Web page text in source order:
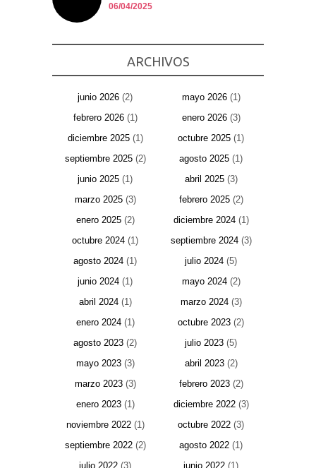
06/04/2025
ARCHIVOS
junio 2026 (2) mayo 2026(1)
febrero 2026(1) enero 2026(3)
diciembre 2025(1) octubre 2025 (1)
septiembre 2025(2) agosto 2025 (1)
junio 2025 (1) abril 2025(3)
marzo 2025(3) febrero 2025(2)
enero 2025(2) diciembre 2024(1)
octubre 2024 (1) septiembre 2024(3)
agosto 2024 (1) julio 2024 (5)
junio 2024 (1) mayo 2024(2)
abril 2024(1) marzo 2024(3)
enero 2024(1) octubre 2023 (2)
agosto 2023 (2) julio 2023 (5)
mayo 2023(3) abril 2023(2)
marzo 2023(3) febrero 2023(2)
enero 2023(1) diciembre 2022(3)
noviembre 2022(1) octubre 2022 (3)
septiembre 2022(2) agosto 2022 (1)
julio 2022 (3) junio 2022 (1)